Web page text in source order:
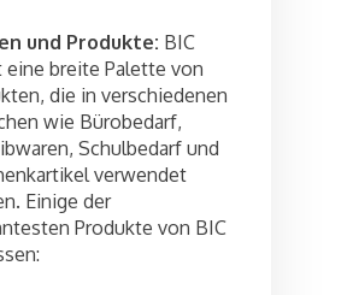
und Produkte: BIC
breite Palette von
die in verschiedenen
wie Bürobedarf,
Schulbedarf und
verwendet
Einige der
Produkte von BIC